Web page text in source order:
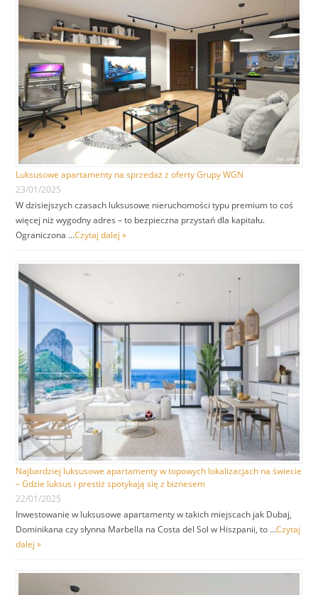
Luksusowe apartamenty na sprzedaż z oferty Grupy WGN
23/01/2025
W dzisiejszych czasach luksusowe nieruchomości typu premium to coś
więcej niż wygodny adres – to bezpieczna przystań dla kapitału.
Ograniczona …Czytaj dalej »
Najbardziej luksusowe apartamenty w topowych lokalizacjach na świecie
– Gdzie luksus i prestiż spotykają się z biznesem
22/01/2025
Inwestowanie w luksusowe apartamenty w takich miejscach jak Dubaj,
Dominikana czy słynna Marbella na Costa del Sol w Hiszpanii, to …Czytaj
dalej »